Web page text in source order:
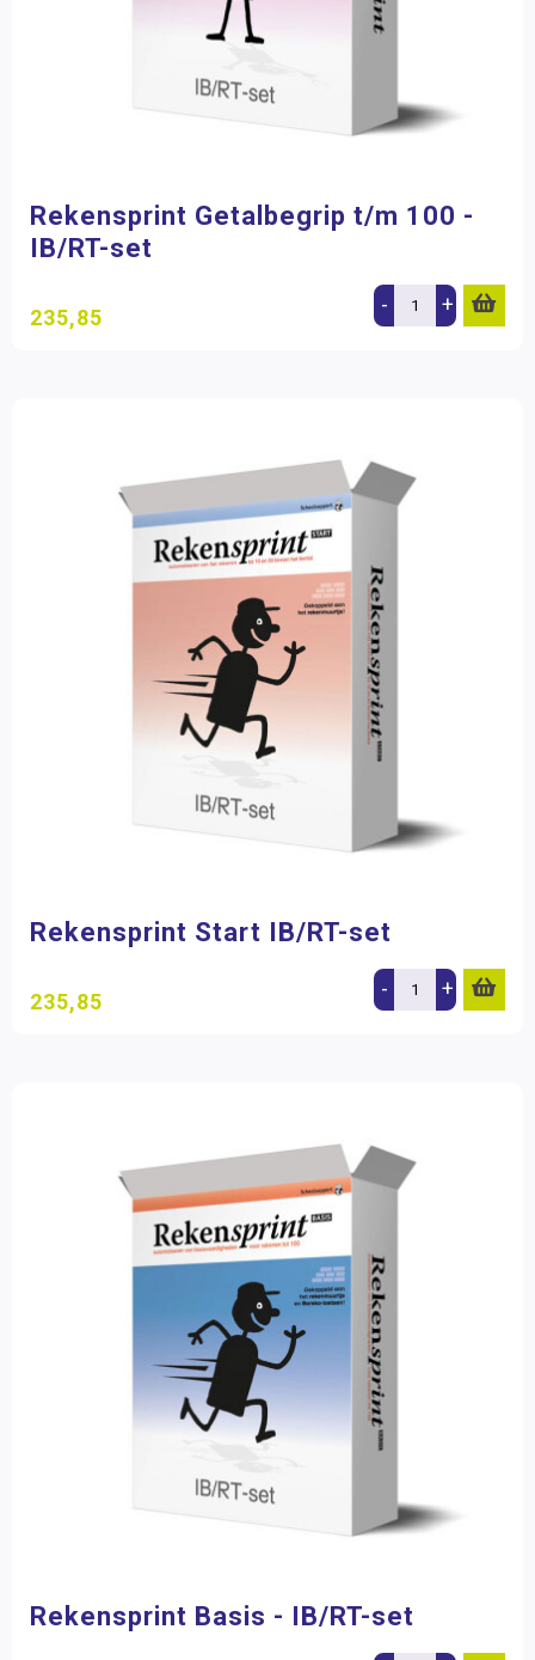
Rekensprint Getalbegrip t/m 100 -
IB/RT-set
235,85 - +
Rekensprint Start IB/RT-set
235,85 - +
Rekensprint Basis - IB/RT-set